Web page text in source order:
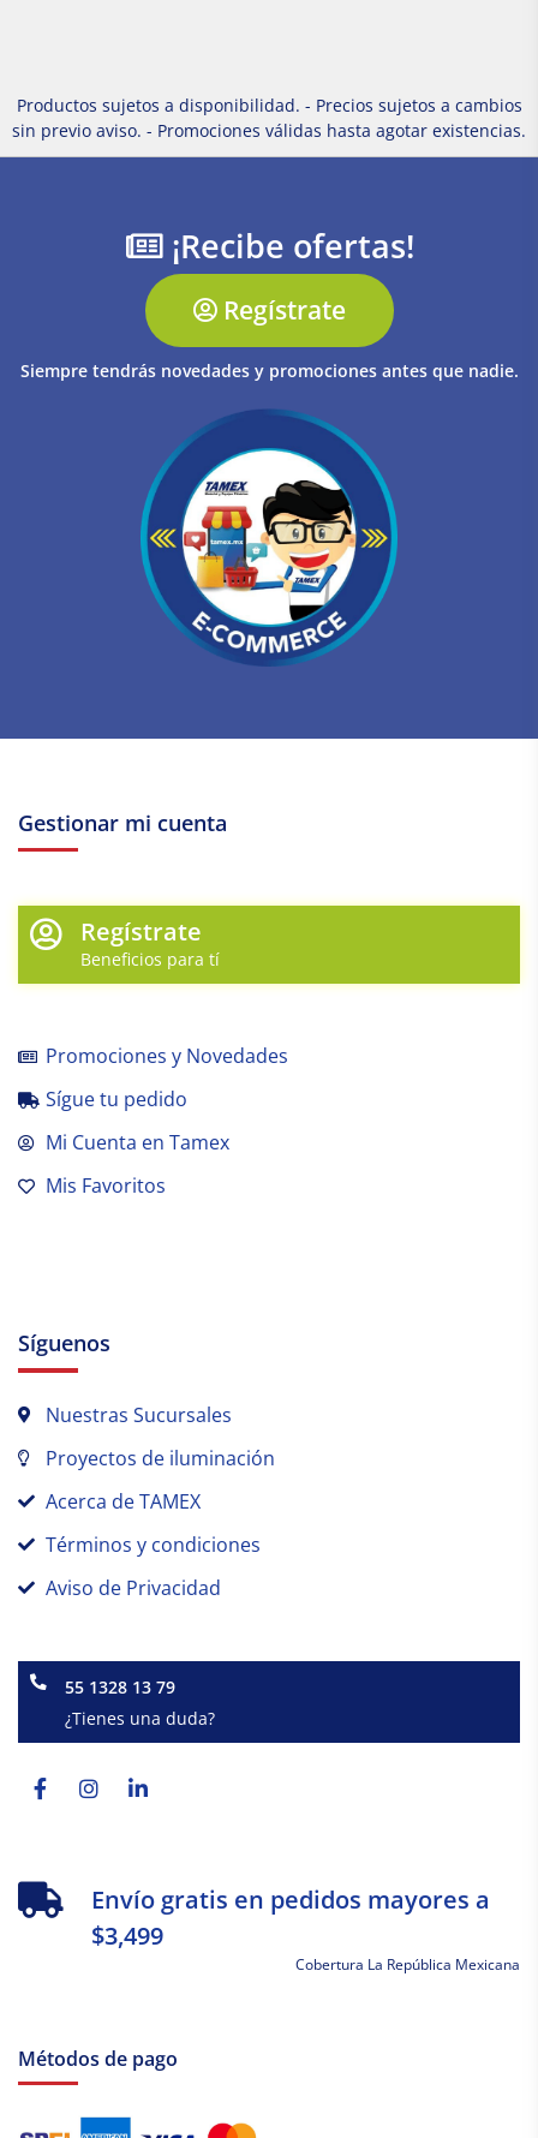
Productos sujetos a disponibilidad. - Precios sujetos a cambios
sin previo aviso. - Promociones válidas hasta agotar existencias.
¡Recibe ofertas!
Regístrate
Siempre tendrás novedades y promociones antes que nadie.
Gestionar mi cuenta
Regístrate
Beneficios para tí
Promociones y Novedades
Sígue tu pedido
Mi Cuenta en Tamex
Mis Favoritos
Síguenos
Nuestras Sucursales
Proyectos de iluminación
Acerca de TAMEX
Términos y condiciones
Aviso de Privacidad
55 1328 13 79
¿Tienes una duda?
Facebook-
f
Instagram
Linkedin-
Envío gratis en pedidos mayores a
$3,499
Cobertura La República Mexicana
Métodos de pago